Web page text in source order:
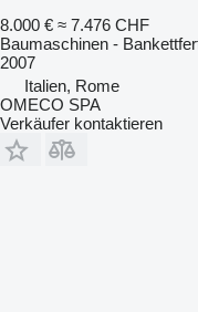
8.000 € ≈ 7.476 CHF
Baumaschinen -
2007
Italien, Rome
OMECO SPA
Verkäufer kontaktieren